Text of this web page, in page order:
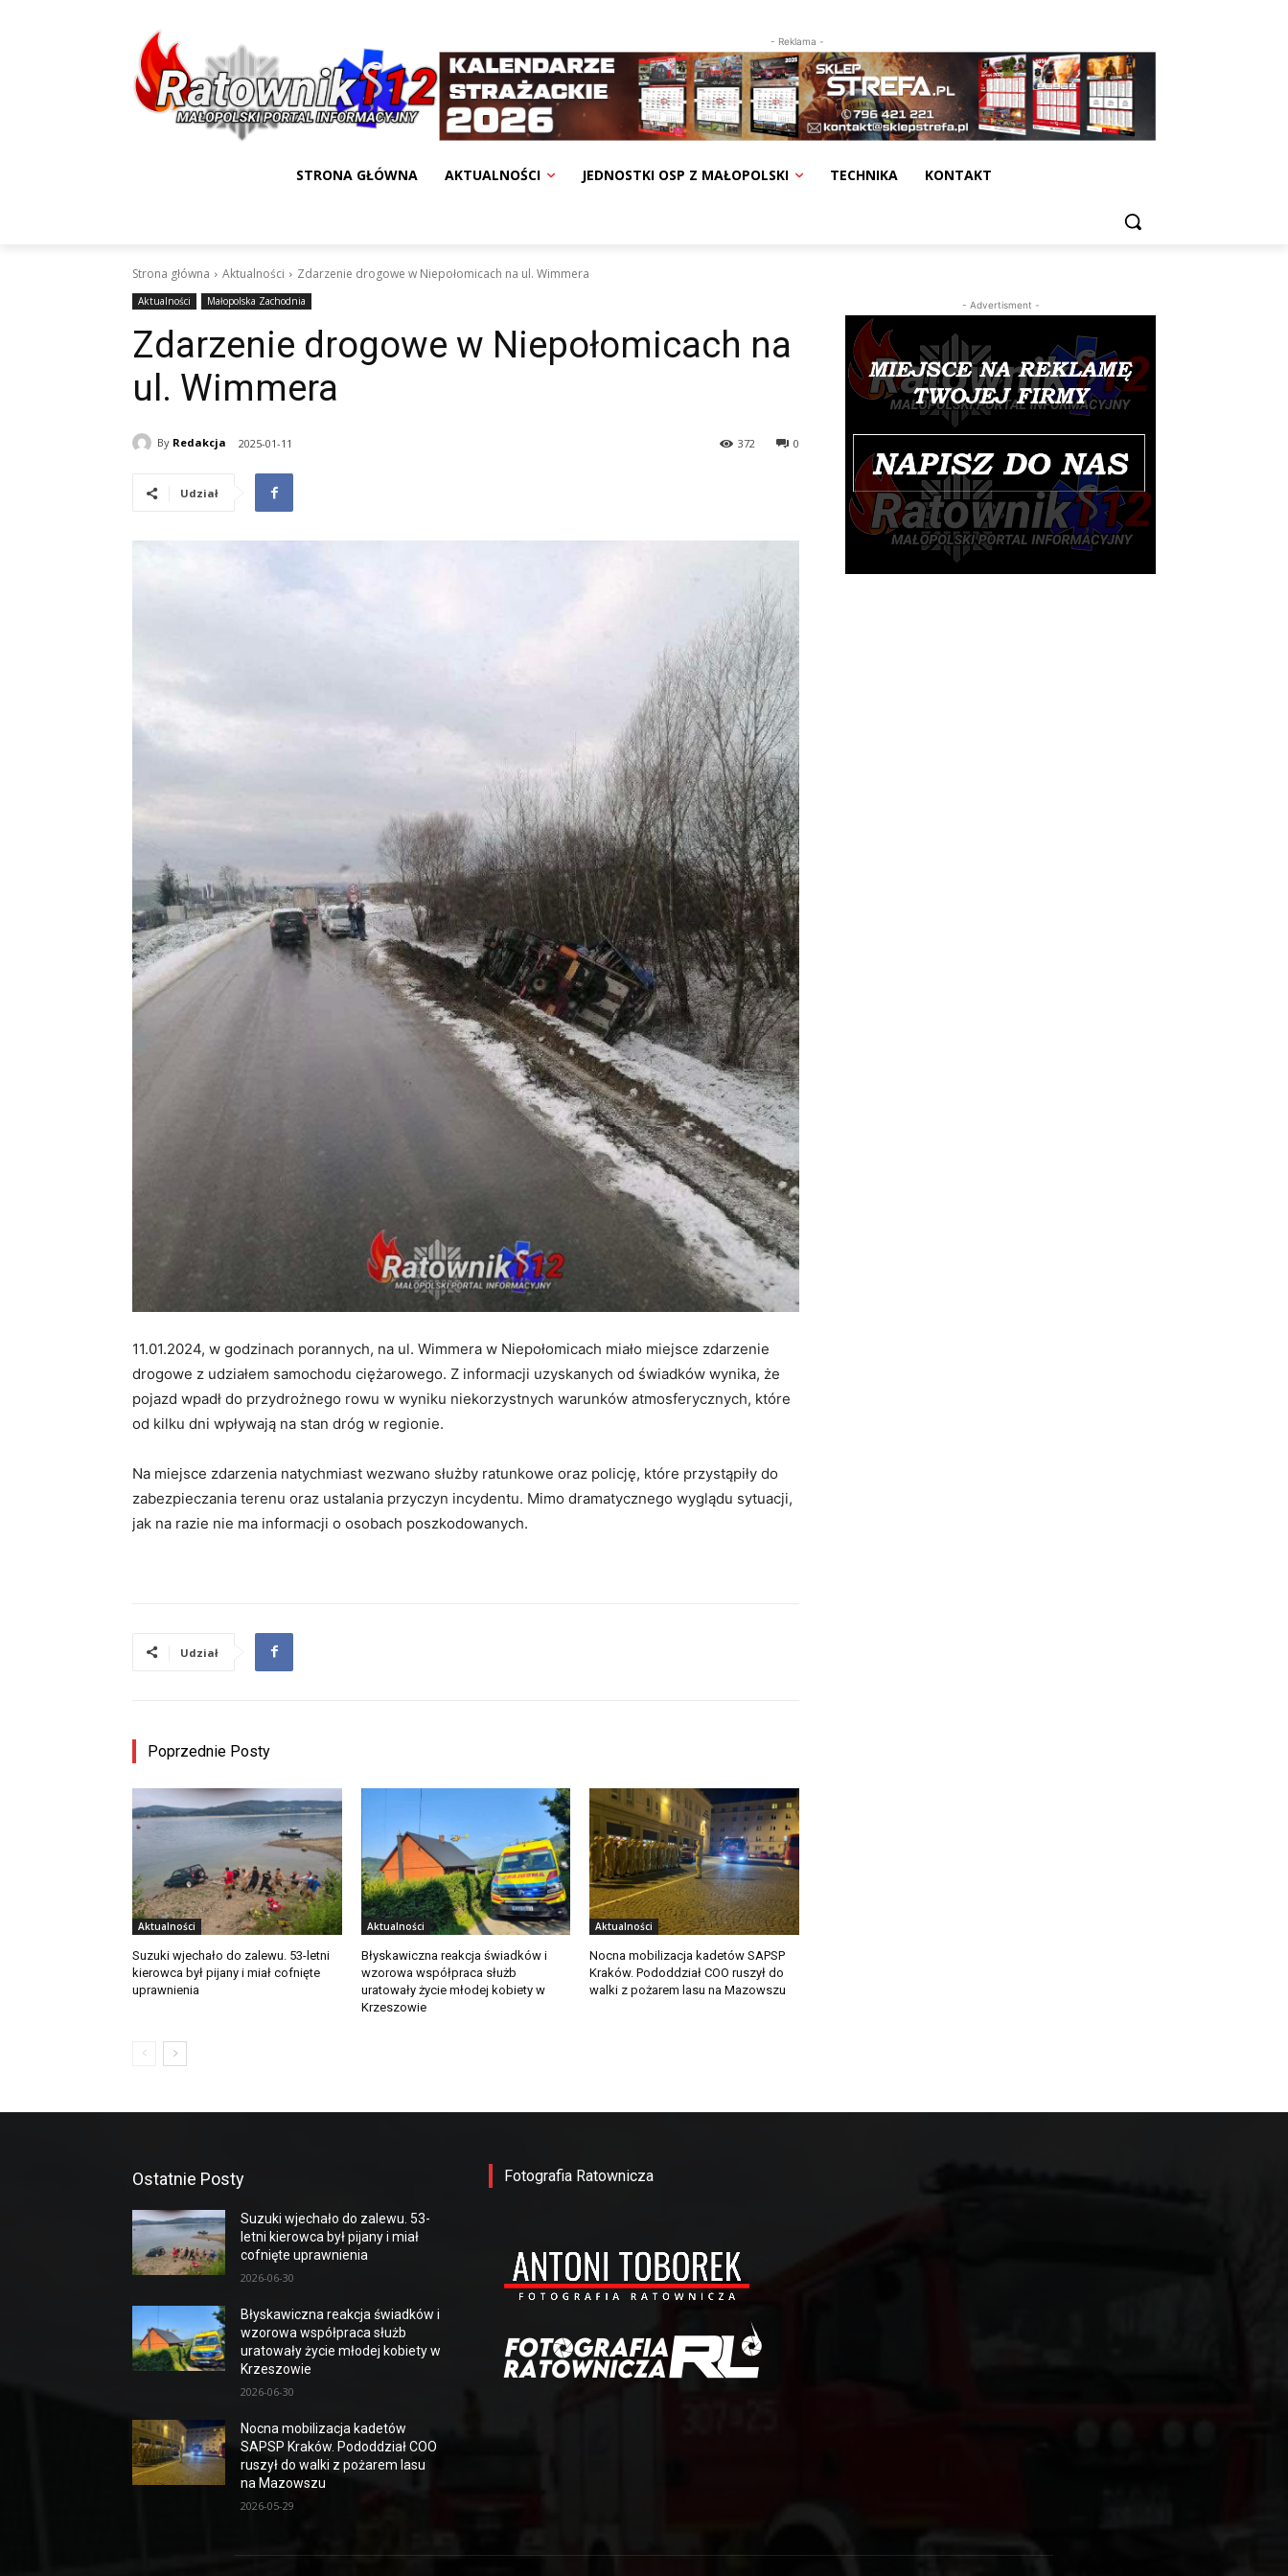
- Reklama -
STRONA GŁÓWNA AKTUALNOŚCI JEDNOSTKI OSP Z MAŁOPOLSKI TECHNIKA KONTAKT
Strona główna Aktualności Zdarzenie drogowe w Niepołomicach na ul. Wimmera
Aktualności Małopolska Zachodnia
Zdarzenie drogowe w Niepołomicach na
ul. Wimmera
By Redakcja 2025-01-11 0
372
Udział
11.01.2024, w godzinach porannych, na ul. Wimmera w Niepołomicach miało miejsce zdarzenie
drogowe z udziałem samochodu ciężarowego. Z informacji uzyskanych od świadków wynika, że
pojazd wpadł do przydrożnego rowu w wyniku niekorzystnych warunków atmosferycznych, które
od kilku dni wpływają na stan dróg w regionie.
Na miejsce zdarzenia natychmiast wezwano służby ratunkowe oraz policję, które przystąpiły do
zabezpieczania terenu oraz ustalania przyczyn incydentu. Mimo dramatycznego wyglądu sytuacji,
jak na razie nie ma informacji o osobach poszkodowanych.
Udział
Poprzednie Posty
Aktualności
Suzuki wjechało do zalewu. 53-letni
kierowca był pijany i miał cofnięte
uprawnienia
Aktualności
Błyskawiczna reakcja świadków i
wzorowa współpraca służb
uratowały życie młodej kobiety w
Krzeszowie
Aktualności
Nocna mobilizacja kadetów SAPSP
Kraków. Pododdział COO ruszył do
walki z pożarem lasu na Mazowszu
- Advertisment -
Ostatnie Posty
Suzuki wjechało do zalewu. 53-
letni kierowca był pijany i miał
cofnięte uprawnienia
2026-06-30
Błyskawiczna reakcja świadków i
wzorowa współpraca służb
uratowały życie młodej kobiety w
Krzeszowie
2026-06-30
Nocna mobilizacja kadetów
SAPSP Kraków. Pododdział COO
ruszył do walki z pożarem lasu
na Mazowszu
2026-05-29
Fotografia Ratownicza